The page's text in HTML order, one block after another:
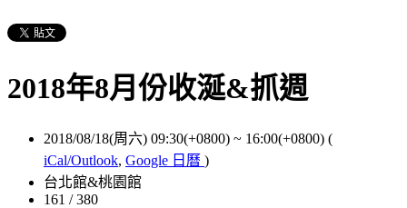
2018年8月份收涎&抓週
2018/08/18(周六) 09:30(+0800) ~ 16:00(+0800) (
iCal/Outlook, Google 日曆 )
台北館&桃園館
161 / 380